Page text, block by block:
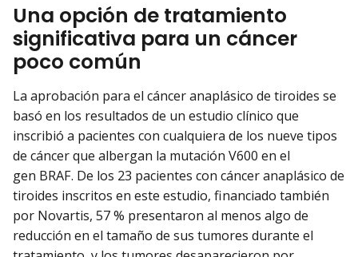
Una opción de tratamiento
significativa para un cáncer
poco común
La aprobación para el cáncer anaplásico de tiroides se
basó en los resultados de un estudio clínico que
inscribió a pacientes con cualquiera de los nueve tipos
de cáncer que albergan la mutación V600 en el
gen BRAF. De los 23 pacientes con cáncer anaplásico de
tiroides inscritos en este estudio, financiado también
por Novartis, 57 % presentaron al menos algo de
reducción en el tamaño de sus tumores durante el